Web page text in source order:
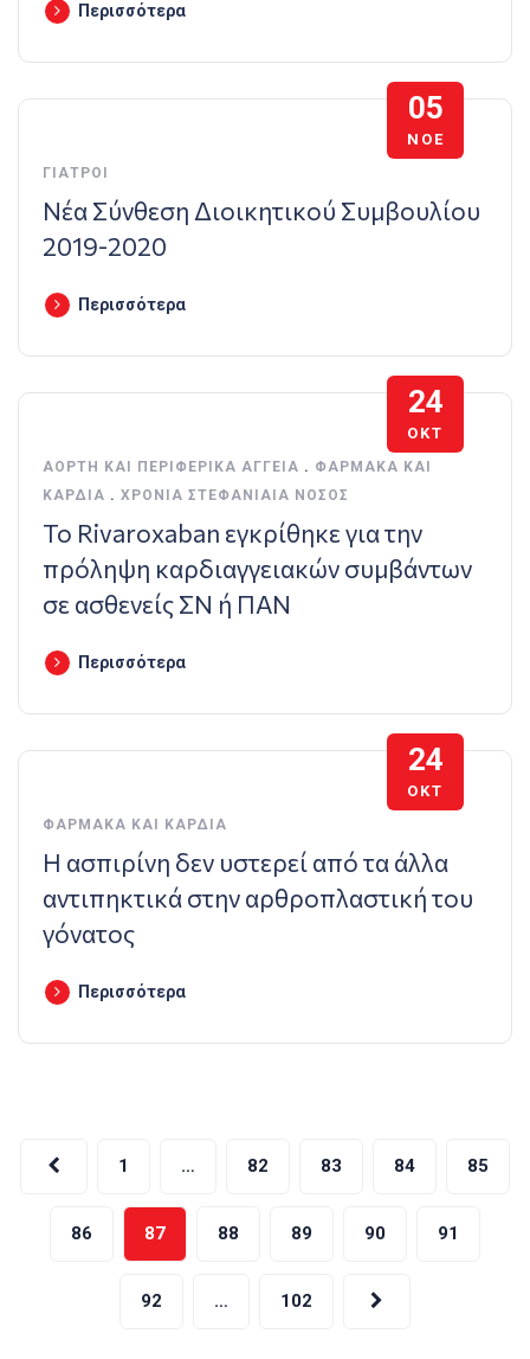
Περισσότερα
05
ΝΟΈ
ΓΙΑΤΡΟΊ
Νέα Σύνθεση Διοικητικού Συμβουλίου
2019-2020
Περισσότερα
24
ΟΚΤ
ΑΟΡΤΉ ΚΑΙ ΠΕΡΙΦΕΡΙΚΆ ΑΓΓΕΊΑ . ΦΆΡΜΑΚΑ ΚΑΙ
ΚΑΡΔΙΆ . ΧΡΌΝΙΑ ΣΤΕΦΑΝΙΑΊΑ ΝΌΣΟΣ
Το Rivaroxaban εγκρίθηκε για την
πρόληψη καρδιαγγειακών συμβάντων
σε ασθενείς ΣΝ ή ΠΑΝ
Περισσότερα
24
ΟΚΤ
ΦΆΡΜΑΚΑ ΚΑΙ ΚΑΡΔΙΆ
Η ασπιρίνη δεν υστερεί από τα άλλα
αντιπηκτικά στην αρθροπλαστική του
γόνατος
Περισσότερα
Σελιδοποίηση
άρθρων
1 … 82 83 84 85
86 87 88 89 90 91
92 … 102